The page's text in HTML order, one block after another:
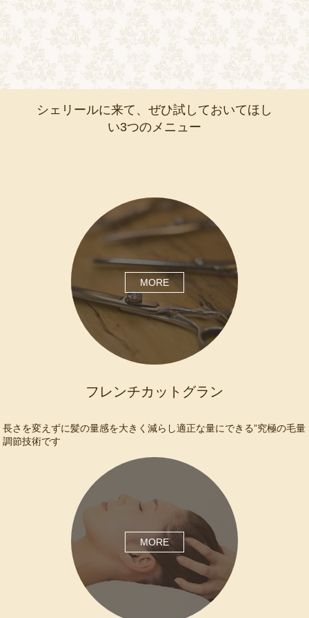
シェリールに来て、ぜひ試しておいてほし
い3つのメニュー
MORE
フレンチカットグラン
長さを変えずに髪の量感を大きく減らし適正な量にできる”究極の毛量
調節技術です
MORE